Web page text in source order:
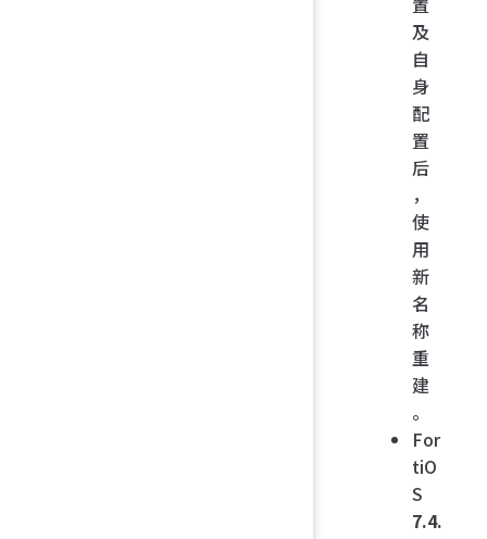
及
自
身
配
置
后
，
使
用
新
名
称
重
建
。
For
tiO
S
7.4.